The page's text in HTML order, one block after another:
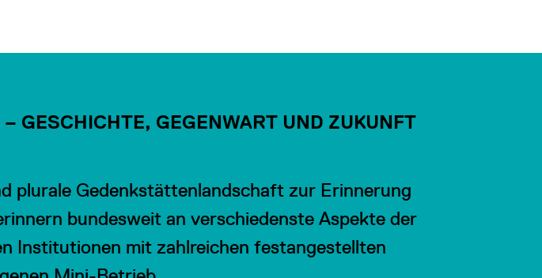
GESCHICHTE, GEGENWART UND ZUKUNFT
plurale Gedenkstättenlandschaft zur Erinnerung
bundesweit an verschiedenste Aspekte der
Institutionen mit zahlreichen festangestellten